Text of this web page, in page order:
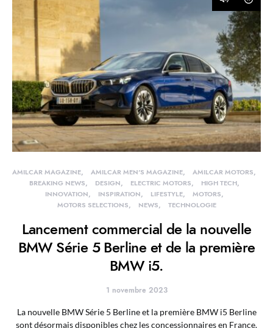
AMILCAR MAGAZINE AMILCAR MEN'S MAGAZINE
AMILCAR MOTORS
BREAKING NEWS
DESIGN ELECTRIC MOTORS
HIGH TECH
INNOVATION
INSPIRATION LIFESTYLE
MOTORS
MOTORS SELECTIONS
NEWS TECHNOLOGIE
Lancement commercial de la nouvelle
BMW Série 5 Berline et de la première
BMW i5.
1 novembre 2023
La nouvelle BMW Série 5 Berline et la première BMW i5 Berline
sont désormais disponibles chez les concessionnaires en France.